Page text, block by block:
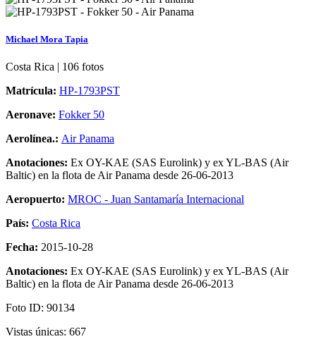
Michael Mora Tapia
Costa Rica | 106 fotos
Matrícula: HP-1793PST
Aeronave: Fokker 50
Aerolínea.: Air Panama
Anotaciones: Ex OY-KAE (SAS Eurolink) y ex YL-BAS (Air
Baltic) en la flota de Air Panama desde 26-06-2013
Aeropuerto: MROC - Juan Santamaría Internacional
País: Costa Rica
Fecha: 2015-10-28
Anotaciones: Ex OY-KAE (SAS Eurolink) y ex YL-BAS (Air
Baltic) en la flota de Air Panama desde 26-06-2013
Foto ID: 90134
Vistas únicas: 667